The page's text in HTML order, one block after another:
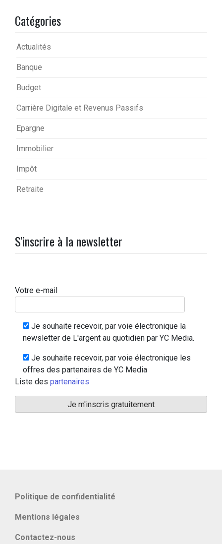
Catégories
Actualités
Banque
Budget
Carrière Digitale et Revenus Passifs
Epargne
Immobilier
Impôt
Retraite
S'inscrire à la newsletter
Votre e-mail
Je souhaite recevoir, par voie électronique la
newsletter de L'argent au quotidien par YC Media.
Je souhaite recevoir, par voie électronique les
offres des partenaires de YC Media
Liste des partenaires
Politique de confidentialité
Mentions légales
Contactez-nous